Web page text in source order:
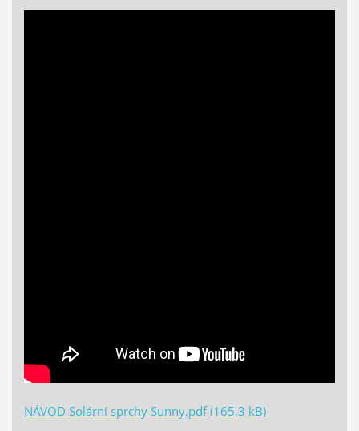
NÁVOD Solární sprchy Sunny.pdf (165,3 kB)